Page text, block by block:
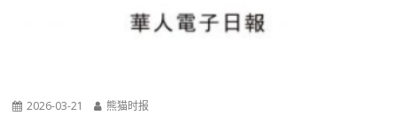
2026-03-21 熊猫时报